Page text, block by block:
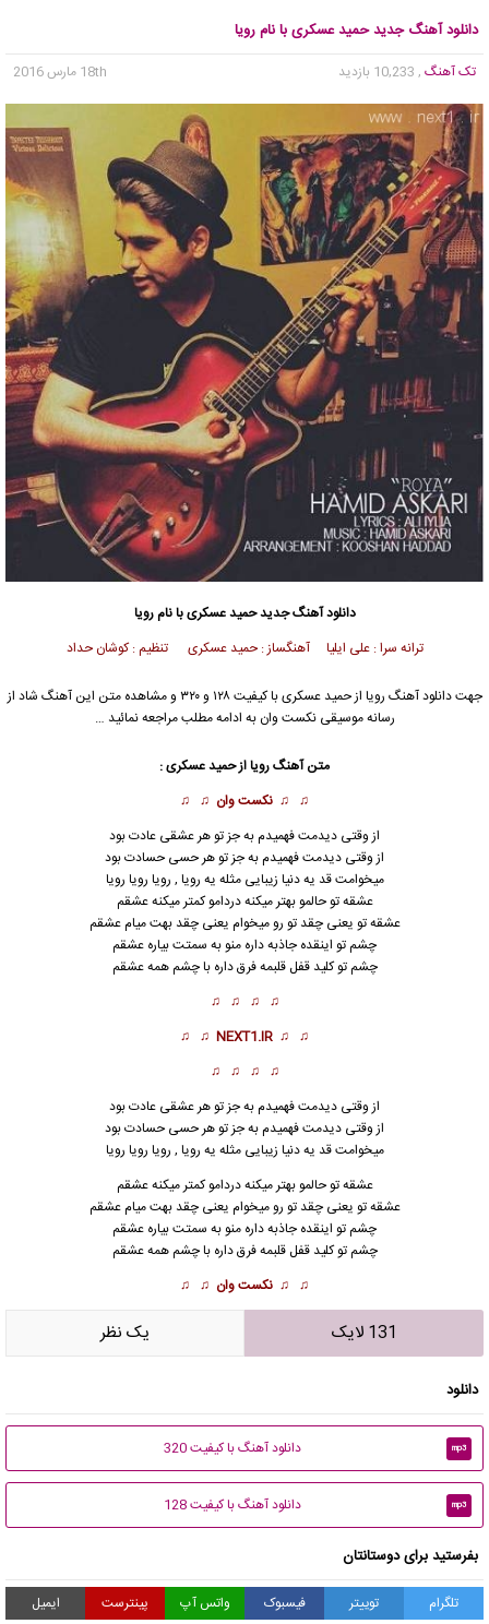
دانلود آهنگ جدید حمید عسکری با نام رویا
تک آهنگ , 10,233 بازدید 18th مارس 2016
دانلود آهنگ جدیدحمید عسکریبا نام رویا
ترانه سرا : علی ایلیا آهنگساز : حمید عسکری تنظیم : کوشان حداد
جهت دانلود آهنگ رویا ازحمید عسکری
با کیفیت ۱۲۸ و ۳۲۰ و مشاهده متن این آهنگ شاد از
رسانه موسیقی نکست وان به ادامه مطلب مراجعه نمائید …
متن آهنگ رویا ازحمید عسکری:
♫ ♫ نکست وان ♫ ♫
از وقتی دیدمت فهمیدم به جز تو هر عشقی عادت بود
از وقتی دیدمت فهمیدم به جز تو هر حسی حسادت بود
میخوامت قد یه دنیا زیبایی مثله یه رویا , رویا رویا رویا
عشقه تو حالمو بهتر میکنه دردامو کمتر میکنه عشقم
عشقه تو یعنی چقد تو رو میخوام یعنی چقد بهت میام عشقم
چشم تو اینقده جاذبه داره منو به سمتت بیاره عشقم
چشم تو کلید قفل قلبمه فرق داره با چشم همه عشقم
♫ ♫ ♫ ♫
♫ ♫
NEXT1.IR
♫ ♫
♫ ♫ ♫ ♫
از وقتی دیدمت فهمیدم به جز تو هر عشقی عادت بود
از وقتی دیدمت فهمیدم به جز تو هر حسی حسادت بود
میخوامت قد یه دنیا زیبایی مثله یه رویا , رویا رویا رویا
عشقه تو حالمو بهتر میکنه دردامو کمتر میکنه عشقم
عشقه تو یعنی چقد تو رو میخوام یعنی چقد بهت میام عشقم
چشم تو اینقده جاذبه داره منو به سمتت بیاره عشقم
چشم تو کلید قفل قلبمه فرق داره با چشم همه عشقم
♫ ♫ نکست وان ♫ ♫
131 لایک يک نظر
دانلود
mp3 دانلود آهنگ با کیفیت 320
mp3 دانلود آهنگ با کیفیت 128
بفرستید برای دوستانتان
تلگرام توییتر فیسبوک واتس آپ پینترست ایمیل